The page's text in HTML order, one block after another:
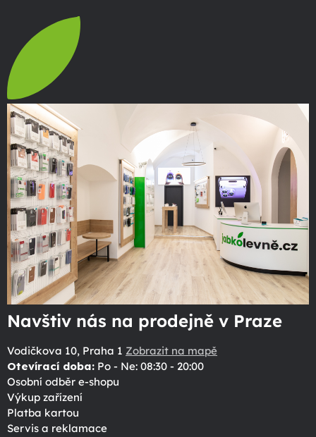
Navštiv nás na prodejně v Praze
Vodičkova 10, Praha 1 Zobrazit na mapě
Otevírací doba: Po - Ne: 08:30 - 20:00
Osobní odběr e-shopu
Výkup zařízení
Platba kartou
Servis a reklamace